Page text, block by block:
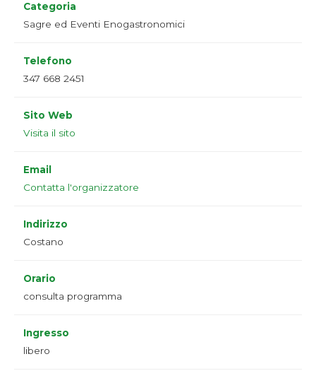
Categoria
Sagre ed Eventi Enogastronomici
Telefono
347 668 2451
Sito Web
Visita il sito
Email
Contatta l'organizzatore
Indirizzo
Costano
Orario
consulta programma
Ingresso
libero